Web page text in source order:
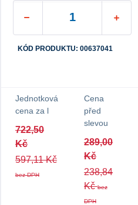
KÓD PRODUKTU: 00637041
Jednotková
cena za l
722,50
Kč
597,11 Kč
bez DPH
Cena
před
slevou
289,00
Kč
238,84
Kčbez
DPH